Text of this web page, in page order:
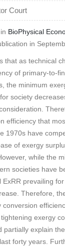
Court
BioPhysical
in
that as technical
of primary-to-
the minimum
society
efficiency that
1970s have
of exergy
while the
societies have
ExRR prevailing
Therefore,
conversion
exergy
partially explain
forty years.